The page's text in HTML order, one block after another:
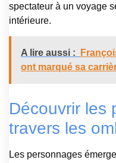
spectateur à un voyage
intérieure.
A lire aussi :
ont marqué sa
Découvrir les
travers les
Les personnages